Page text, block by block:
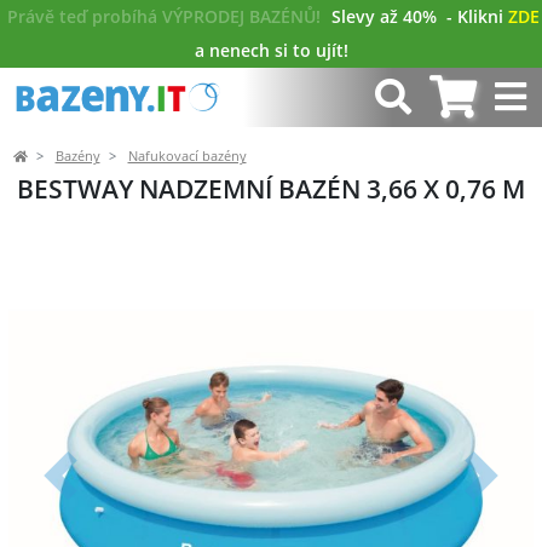
Právě teď probíhá VÝPRODEJ BAZÉNŮ! Slevy až 40% - Klikni ZDE
a nenech si to ujít!
Bazény Nafukovací bazény
BESTWAY NADZEMNÍ BAZÉN 3,66 X 0,76 M
Předchozí Další